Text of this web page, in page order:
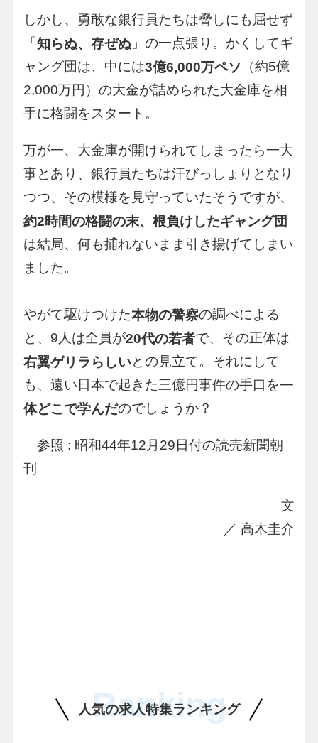
しかし、勇敢な銀行員たちは脅しにも屈せず
「知らぬ、存ぜぬ 」の一点張り。かくしてギ
ャング団は、中には3億6,000万ペソ （約5億
2,000万円）の大金が詰められた大金庫を相
手に格闘をスタート。
万が一、大金庫が開けられてしまったら一大
事とあり、銀行員たちは汗びっしょりとなり
つつ、その模様を見守っていたそうですが、
約2時間の格闘の末、根負けしたギャング団
は結局、何も捕れないまま引き揚げてしまい
ました。
やがて駆けつけた本物の警察の調べによる
と、9人は全員が20代の若者で、その正体は
右翼ゲリラらしいとの見立て。それにして
も、遠い日本で起きた三億円事件の手口を一
体どこで学んだのでしょうか？
参照 : 昭和44年12月29日付の読売新聞朝
刊
文
／ 高木圭介
人気の求人特集ランキング
Ranking